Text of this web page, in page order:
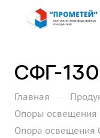
СФГ-
Главная —
Опоры освещения
Опора освещения